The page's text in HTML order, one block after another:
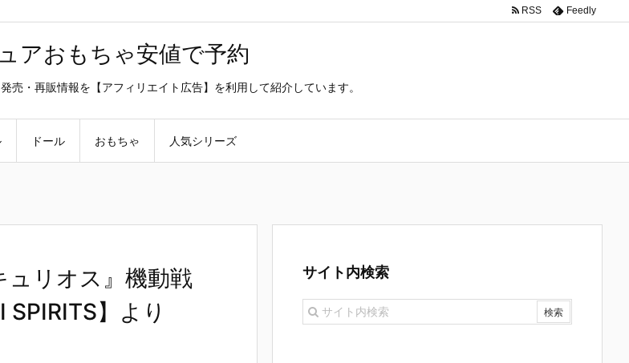
アおもちゃ安値で予約
・再販情報を【アフィリエイト広告】を利用して紹介しています。
ドール おもちゃ 人気シリーズ
RSS Feedly
ュリオス』機動戦
】より
サイト内検索